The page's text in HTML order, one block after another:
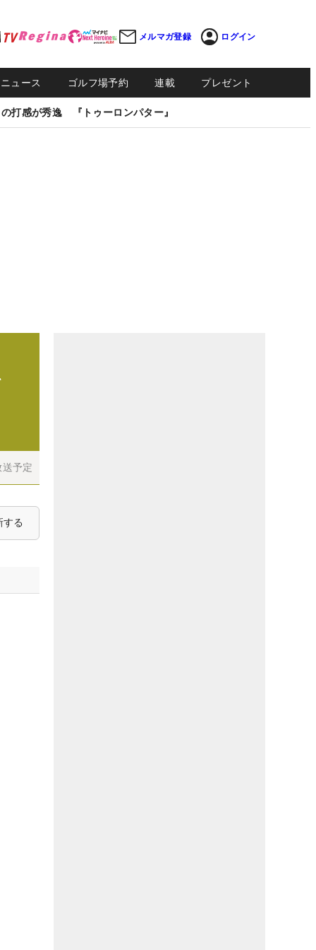
メルマガ登録 ログイン
ュース ゴルフ場予約 連載 プレゼント
打感が秀逸 『トゥーロンパター』
予定
する